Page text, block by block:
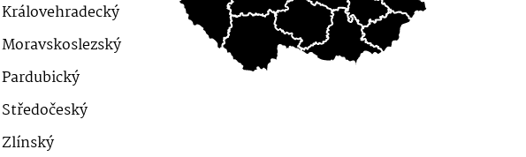
Královehradecký
Moravskoslezský
Pardubický
Středočeský
Zlínský